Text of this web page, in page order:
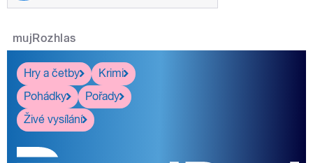
mujRozhlas
Hry a četby
Krimi
Pohádky
Pořady
Živé vysílání